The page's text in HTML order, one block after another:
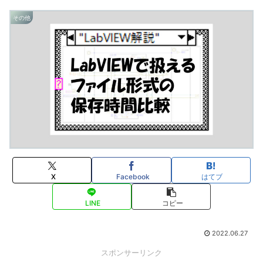
その他
X Facebook はてブ
LINE コピー
2022.06.27
スポンサーリンク